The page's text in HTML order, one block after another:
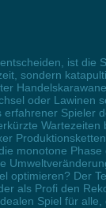
ist die
sondern
oder Lawinen
Spieler
Wartezeiten
monotone
Der
als Profi den
Spiel für